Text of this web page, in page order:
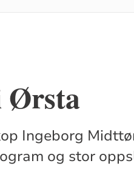
Ørsta
Ingeborg
og stor